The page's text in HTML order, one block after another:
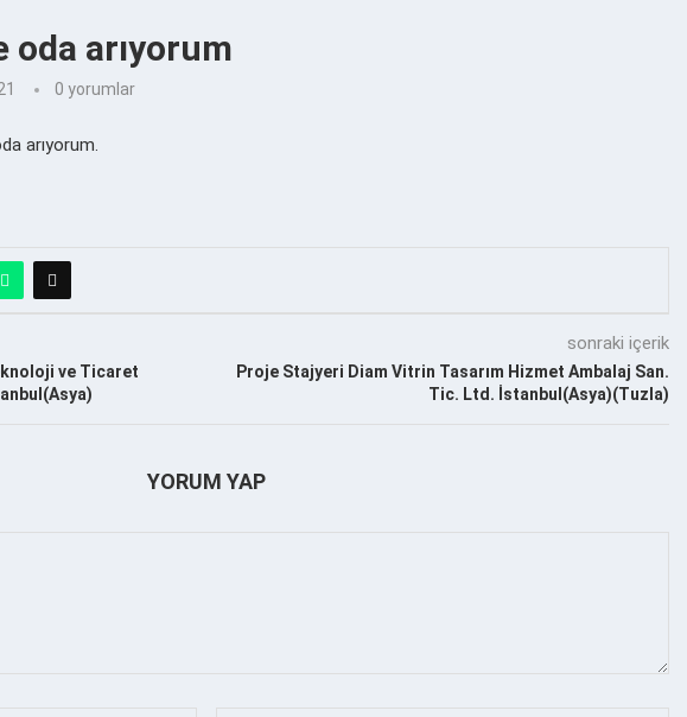
oda arıyorum
0 yorumlar
arıyorum.
ve Ticaret
sonraki içerik
Proje Stajyeri Diam Vitrin Tasarım Hizmet Ambalaj San.
Tic. Ltd. İstanbul(Asya)(Tuzla)
YORUM YAP